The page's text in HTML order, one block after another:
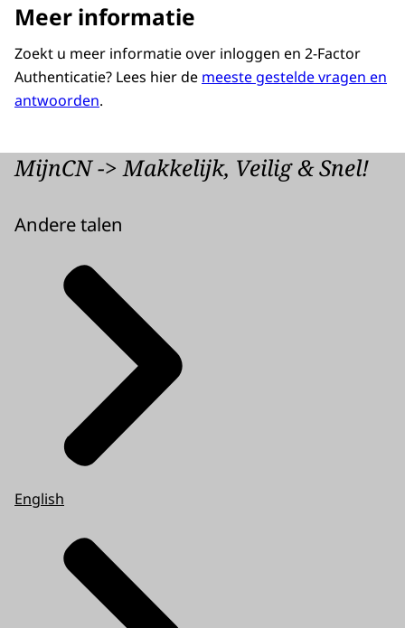
Meer informatie
Zoekt u meer informatie over inloggen en 2-Factor
Authenticatie? Lees hier de meeste gestelde vragen en
antwoorden.
MijnCN -> Makkelijk, Veilig & Snel!
Andere talen
English